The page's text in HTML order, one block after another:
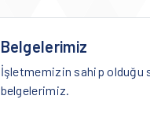
Belgelerimiz
İşletmemizin sahip olduğu
belgelerimiz.